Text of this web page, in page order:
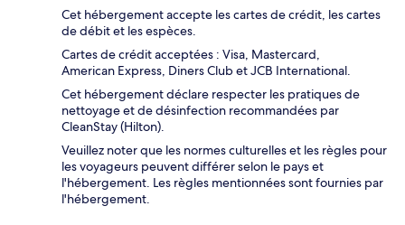
Cet hébergement accepte les cartes de crédit, les cartes
de débit et les espèces.
Cartes de crédit acceptées : Visa, Mastercard,
American Express, Diners Club et JCB International.
Cet hébergement déclare respecter les pratiques de
nettoyage et de désinfection recommandées par
CleanStay (Hilton).
Veuillez noter que les normes culturelles et les règles pour
les voyageurs peuvent différer selon le pays et
l'hébergement. Les règles mentionnées sont fournies par
l'hébergement.